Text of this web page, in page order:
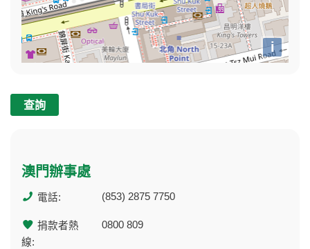
i
查詢
澳門辦事處
電話: (853) 2875 7750
捐款者熱
線:
0800 809